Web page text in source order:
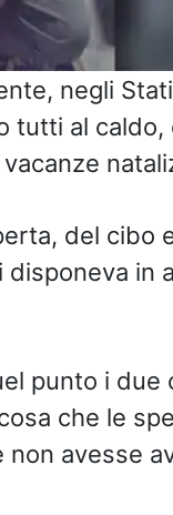
negli Stati
tutti al
del cibo
in
punto i due
che le
avesse